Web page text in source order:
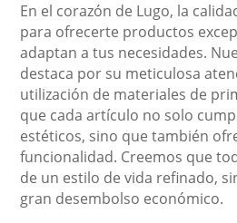
En el corazón de Lugo, la
para ofrecerte productos
adaptan a tus necesidades.
destaca por su meticulosa
utilización de materiales de
que cada artículo no solo
estéticos, sino que también
funcionalidad. Creemos que
de un estilo de vida refinado,
gran desembolso económico.